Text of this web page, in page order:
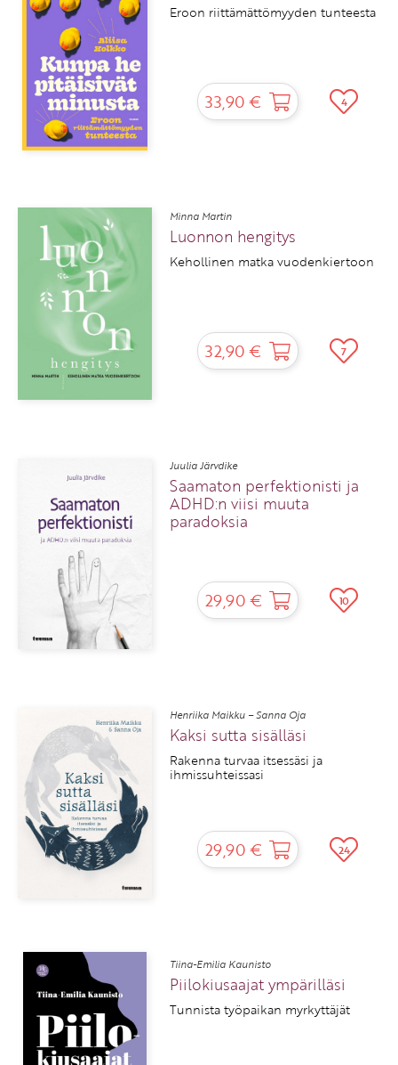
Eroon riittämättömyyden tunteesta
33,90 € 4
Minna Martin
Luonnon hengitys
Kehollinen matka vuodenkiertoon
32,90 € 7
Juulia Järvdike
Saamaton perfektionisti ja
ADHD:n viisi muuta
paradoksia
29,90 € 10
Henriika Maikku – Sanna Oja
Kaksi sutta sisälläsi
Rakenna turvaa itsessäsi ja
ihmissuhteissasi
29,90 € 24
Tiina-Emilia Kaunisto
Piilokiusaajat ympärilläsi
Tunnista työpaikan myrkyttäjät